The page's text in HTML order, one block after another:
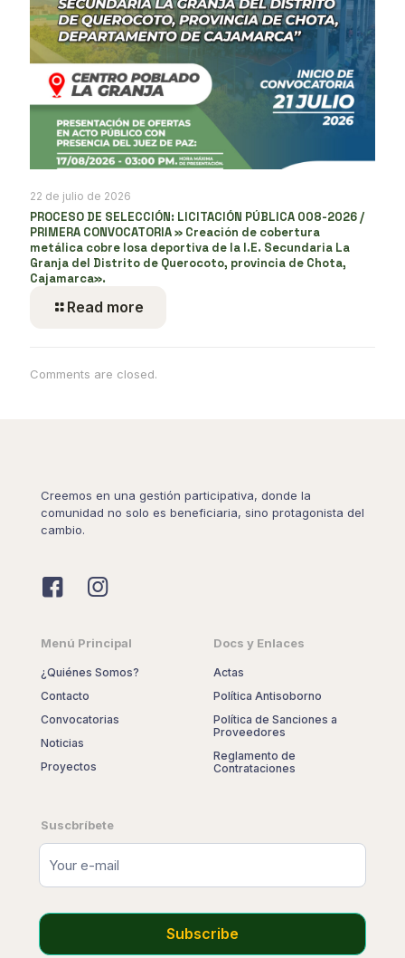
22 de julio de 2026
PROCESO DE SELECCIÓN: LICITACIÓN PÚBLICA 008-2026 /
PRIMERA CONVOCATORIA » Creación de cobertura
metálica cobre losa deportiva de la I.E. Secundaria La
Granja del Distrito de Querocoto, provincia de Chota,
Cajamarca».
Read more
Comments are closed.
Creemos en una gestión participativa, donde la
comunidad no solo es beneficiaria, sino protagonista del
cambio.
Menú Principal
¿Quiénes Somos?
Contacto
Convocatorias
Noticias
Proyectos
Docs y Enlaces
Actas
Política Antisoborno
Política de Sanciones a
Proveedores
Reglamento de
Contrataciones
Suscbríbete